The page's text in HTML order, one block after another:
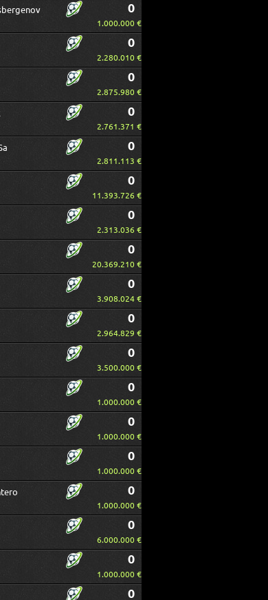
0
1.000.000 €
0
2.280.010 €
0
2.875.980 €
0
2.761.371 €
0
2.811.113 €
0
11.393.726 €
0
2.313.036 €
0
20.369.210 €
0
3.908.024 €
0
2.964.829 €
0
3.500.000 €
0
1.000.000 €
0
1.000.000 €
0
1.000.000 €
0
1.000.000 €
0
6.000.000 €
0
1.000.000 €
0